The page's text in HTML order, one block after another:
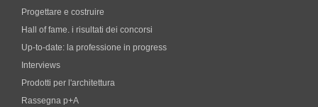
Progettare e costruire
Hall of fame. i risultati dei concorsi
Up-to-date: la professione in progress
Interviews
Prodotti per l'architettura
Rassegna p+A